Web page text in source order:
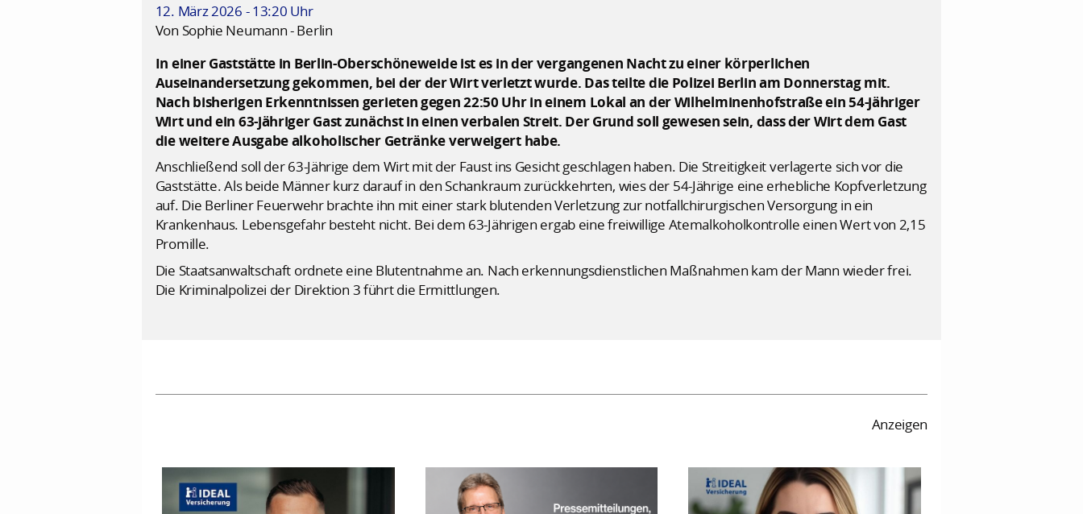
12. März 2026 - 13:20 Uhr
Von Sophie Neumann - Berlin
In einer Gaststätte in Berlin-Oberschöneweide ist es in der vergangenen Nacht zu einer körperlichen
Auseinandersetzung gekommen, bei der der Wirt verletzt wurde. Das teilte die Polizei Berlin am Donnerstag mit.
Nach bisherigen Erkenntnissen gerieten gegen 22:50 Uhr in einem Lokal an der Wilhelminenhofstraße ein 54-jähriger
Wirt und ein 63-jähriger Gast zunächst in einen verbalen Streit. Der Grund soll gewesen sein, dass der Wirt dem Gast
die weitere Ausgabe alkoholischer Getränke verweigert habe.
Anschließend soll der 63-Jährige dem Wirt mit der Faust ins Gesicht geschlagen haben. Die Streitigkeit verlagerte sich vor die
Gaststätte. Als beide Männer kurz darauf in den Schankraum zurückkehrten, wies der 54-Jährige eine erhebliche Kopfverletzung
auf. Die Berliner Feuerwehr brachte ihn mit einer stark blutenden Verletzung zur notfallchirurgischen Versorgung in ein
Krankenhaus. Lebensgefahr besteht nicht. Bei dem 63-Jährigen ergab eine freiwillige Atemalkoholkontrolle einen Wert von 2,15
Promille.
Die Staatsanwaltschaft ordnete eine Blutentnahme an. Nach erkennungsdienstlichen Maßnahmen kam der Mann wieder frei.
Die Kriminalpolizei der Direktion 3 führt die Ermittlungen.
Anzeigen